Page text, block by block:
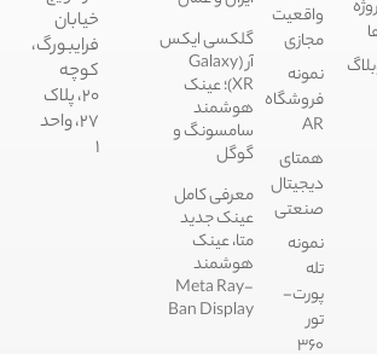
واقعیت
مجازی
نمونه
فروشگاه
دیجیتال
گلکسی ایکس
آر (Galaxy
XR)؛ عینک
هوشمند
سامسونگ و
گوگل
معرفی کامل
عینک جدید
متا، عینک
هوشمند
Meta Ray-
Ban Display
فرایبورگ،
۲۰، پلاک
۲۷، واحد